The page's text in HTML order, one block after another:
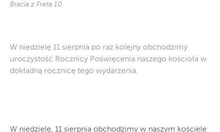
Bracia z Freta 10
W niedzielę 11 sierpnia po raz kolejny obchodzimy
uroczystość Rocznicy Poświęcenia naszego kościoła w
dokładną rocznicę tego wydarzenia.
W niedzielę, 11 sierpnia obchodzimy w naszym kościele